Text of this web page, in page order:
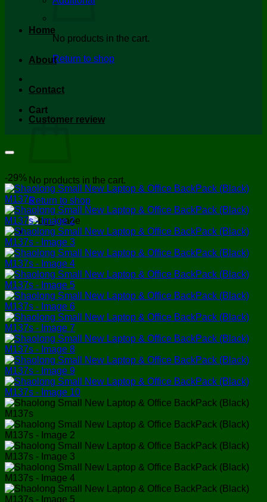
No products in the cart.
Return to shop
Cart
No products in the cart.
Return to shop
Home
About
Contact
Customer review
-29%